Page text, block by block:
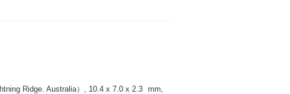
Ridge. Australia）, 10.4 x 7.0 x 2.3 mm